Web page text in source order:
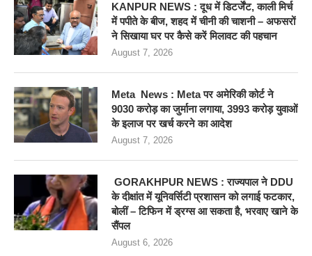
KANPUR NEWS : दूध में डिटर्जेंट, काली मिर्च
में पपीते के बीज, शहद में चीनी की चाशनी – अफसरों
ने सिखाया घर पर कैसे करें मिलावट की पहचान
August 7, 2026
Meta News : Meta पर अमेरिकी कोर्ट ने
9030 करोड़ का जुर्माना लगाया, 3993 करोड़ युवाओं
के इलाज पर खर्च करने का आदेश
August 7, 2026
GORAKHPUR NEWS : राज्यपाल ने DDU
के दीक्षांत में यूनिवर्सिटी प्रशासन को लगाई फटकार,
बोलीं – टिफिन में ड्रग्स आ सकता है, भरवाए खाने के
सैंपल
August 6, 2026